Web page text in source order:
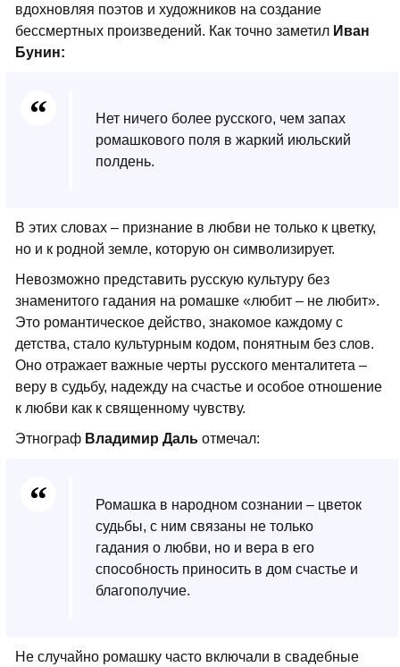
вдохновляя поэтов и художников на создание
бессмертных произведений. Как точно заметил Иван
Бунин:
Нет ничего более русского, чем запах
ромашкового поля в жаркий июльский
полдень.
В этих словах – признание в любви не только к цветку,
но и к родной земле, которую он символизирует.
Невозможно представить русскую культуру без
знаменитого гадания на ромашке «любит – не любит».
Это романтическое действо, знакомое каждому с
детства, стало культурным кодом, понятным без слов.
Оно отражает важные черты русского менталитета –
веру в судьбу, надежду на счастье и особое отношение
к любви как к священному чувству.
Этнограф Владимир Даль отмечал:
Ромашка в народном сознании – цветок
судьбы, с ним связаны не только
гадания о любви, но и вера в его
способность приносить в дом счастье и
благополучие.
Не случайно ромашку часто включали в свадебные